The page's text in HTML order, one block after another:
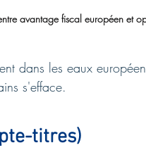
avantage fiscal européen et
dans les eaux
s'efface.
titres)